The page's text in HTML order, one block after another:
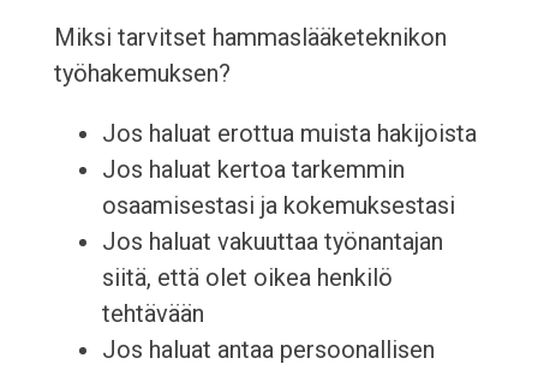
Miksi tarvitset hammaslääketeknikon
työhakemuksen?
Jos haluat erottua muista hakijoista
Jos haluat kertoa tarkemmin
osaamisestasi ja kokemuksestasi
Jos haluat vakuuttaa työnantajan
siitä, että olet oikea henkilö
tehtävään
Jos haluat antaa persoonallisen